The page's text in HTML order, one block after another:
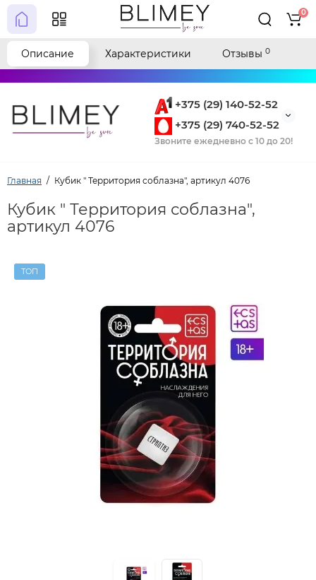
+375 (29) 140-52-52
+375 (29) 740-52-52
Звоните ежедневно с 10 до 20!
0
Главная Кубик " Территория соблазна", артикул 4076
Кубик " Территория соблазна",
артикул 4076
ТОП
Описание Характеристики Отзывы 0